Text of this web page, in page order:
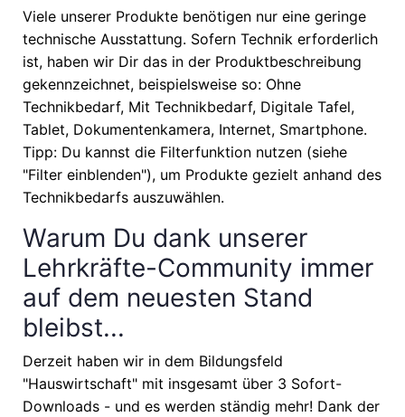
Viele unserer Produkte benötigen nur eine geringe
technische Ausstattung. Sofern Technik erforderlich
ist, haben wir Dir das in der Produktbeschreibung
gekennzeichnet, beispielsweise so: Ohne
Technikbedarf, Mit Technikbedarf, Digitale Tafel,
Tablet, Dokumentenkamera, Internet, Smartphone.
Tipp: Du kannst die Filterfunktion nutzen (siehe
"Filter einblenden"), um Produkte gezielt anhand des
Technikbedarfs auszuwählen.
Warum Du dank unserer
Lehrkräfte-Community immer
auf dem neuesten Stand
bleibst...
Derzeit haben wir in dem Bildungsfeld
"Hauswirtschaft" mit insgesamt über 3 Sofort-
Downloads - und es werden ständig mehr! Dank der